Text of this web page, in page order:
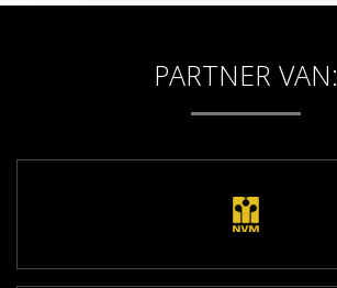
PARTNER VAN: